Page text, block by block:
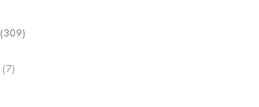
(309)
(7)